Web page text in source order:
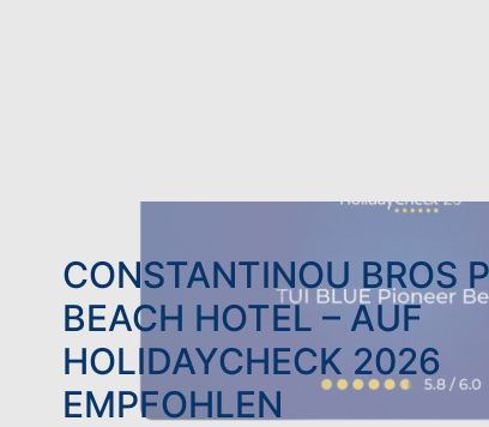
CONSTANTINOU BROS
BEACH HOTEL – AUF
HOLIDAYCHECK 2026
EMPFOHLEN